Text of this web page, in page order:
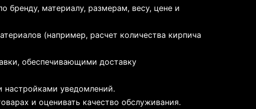
бренду, материалу, размерам, весу, цене и
(например, расчет количества кирпича
обеспечивающими доставку
настройками уведомлений.
и оценивать качество обслуживания.